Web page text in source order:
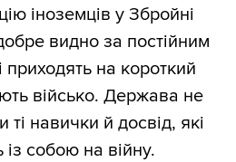
іноземців у Збройні
видно за постійним
на короткий
військо. Держава не
ті навички й досвід, які
із собою на війну.